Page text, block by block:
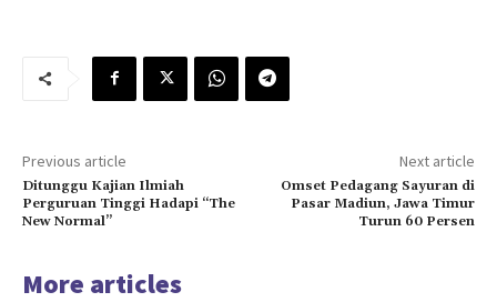
Previous article
Ditunggu Kajian Ilmiah
Perguruan Tinggi Hadapi “The
New Normal”
Next article
Omset Pedagang Sayuran di
Pasar Madiun, Jawa Timur
Turun 60 Persen
More articles